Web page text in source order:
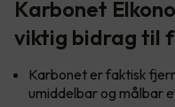
Karbonet
viktig bidrag til
Karbonet er faktisk
umiddelbar og målbar